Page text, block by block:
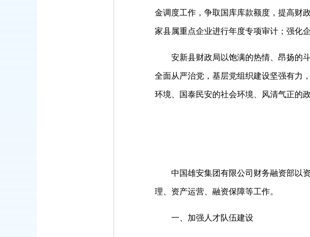
金调度工作，争取国库库款额度，提高财
家县属重点企业进行年度专项审计；强化
安新县财政局以饱满的热情、昂扬的斗
全面从严治党，基层党组织建设坚强有力
环境、国泰民安的社会环境、风清气正的政
中国雄安集团有限公司财务融资部以资
理、资产运营、融资保障等工作。
一、加强人才队伍建设